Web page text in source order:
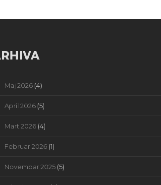
Maj 2026(4)
April 2026(5)
Mart 2026(4)
Februar 2026(1)
Novembar 2025(5)